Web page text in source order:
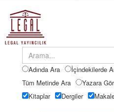
Adında Ara
İçindekilerde
Tüm Metinde Ara
Yazara
Kitaplar
Dergiler